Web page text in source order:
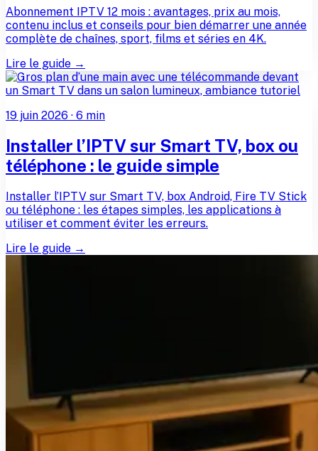
Abonnement IPTV 12 mois : avantages, prix au mois,
contenu inclus et conseils pour bien démarrer une année
complète de chaînes, sport, films et séries en 4K.
Lire le guide →
19 juin 2026 · 6 min
Installer l’IPTV sur Smart TV, box ou
téléphone : le guide simple
Installer l’IPTV sur Smart TV, box Android, Fire TV Stick
ou téléphone : les étapes simples, les applications à
utiliser et comment éviter les erreurs.
Lire le guide →